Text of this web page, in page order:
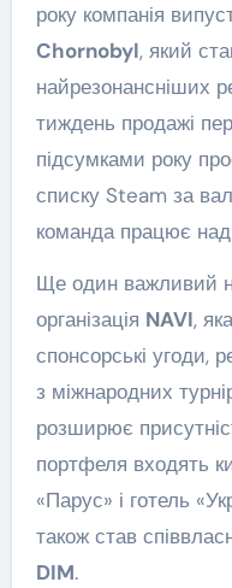
року компанія
Chornobyl, який
найрезонансніших
тиждень продажі
підсумками року
списку Steam за
команда працює
Ще один важливий
організація NAVI,
спонсорські угоди,
з міжнародних
розширює
портфеля входять
«Парус» і готель
також став
DIM.